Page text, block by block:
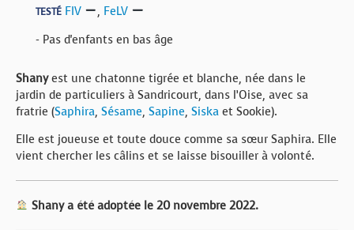
TESTÉ FIV , FeLV
- Pas d'enfants en bas âge
Shanyest une chatonne tigrée et blanche, née dans le
jardin de particuliers à Sandricourt, dans l’Oise, avec sa
fratrie (Saphira, Sésame, Sapine, Siska et Sookie).
Elle est joueuse et toute douce comme sa sœur Saphira. Elle
vient chercher les câlins et se laisse bisouiller à volonté.
Shany a été adoptée le 20 novembre 2022.